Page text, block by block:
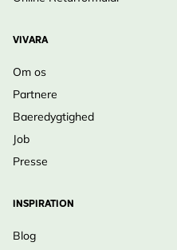
VIVARA
Om os
Partnere
Baeredygtighed
Job
Presse
INSPIRATION
Blog